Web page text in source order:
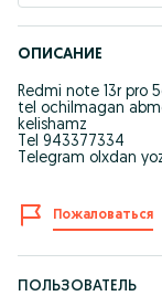
ОПИСАНИЕ
Redmi note 13r pro
tel ochilmagan
kelishamz
Tel 943377334
Telegram olxdan
Пожаловаться
ПОЛЬЗОВАТЕЛЬ